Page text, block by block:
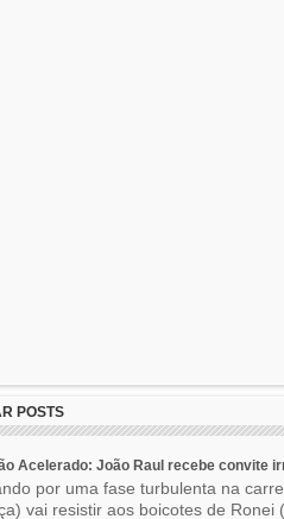
POSTS
Acelerado: João Raul recebe convite
por uma fase turbulenta na
vai resistir aos boicotes de Ronei